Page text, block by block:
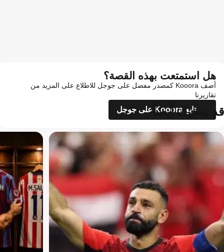
هل استمتعت بهذه القصة؟
أضف Kooora كمصدر مفضل على جوجل للاطلاع على المزيد من
تقاريرنا
تابع Kooora على جوجل
قد يعجبك أيضاً